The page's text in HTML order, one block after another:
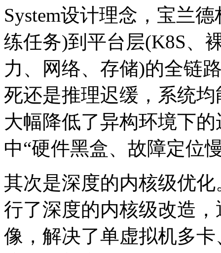
System设计理念，宝兰
练任务)到平台层(K8S、
力、网络、存储)的全链
死还是推理迟缓，系统
大幅降低了异构环境下
中“硬件黑盒、故障定位
其次是深度的内核级优化
行了深度的内核级改造
像，解决了单虚拟机多